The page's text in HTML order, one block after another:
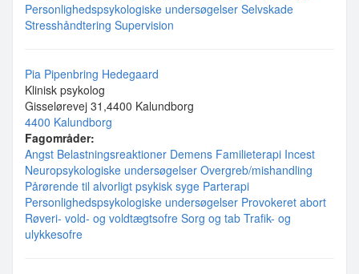
Personlighedspsykologiske undersøgelser Selvskade
Stresshåndtering Supervision
Pia Pipenbring Hedegaard
Klinisk psykolog
Gisselørevej 31,4400 Kalundborg
4400 Kalundborg
Fagområder:
Angst Belastningsreaktioner Demens Familieterapi Incest
Neuropsykologiske undersøgelser Overgreb/mishandling
Pårørende til alvorligt psykisk syge Parterapi
Personlighedspsykologiske undersøgelser Provokeret abort
Røveri- vold- og voldtægtsofre Sorg og tab Trafik- og
ulykkesofre